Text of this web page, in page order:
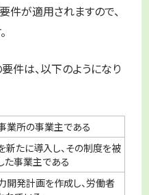
件が適用されますので、
件は、以下のようになり
業所の事業主である
たに導入し、その制度を被
た事業主である
開発計画を作成し、労働者